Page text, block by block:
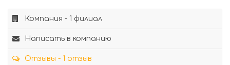
Компания - 1 филиал
Написать в компанию
Отзывы - 1 отзыв